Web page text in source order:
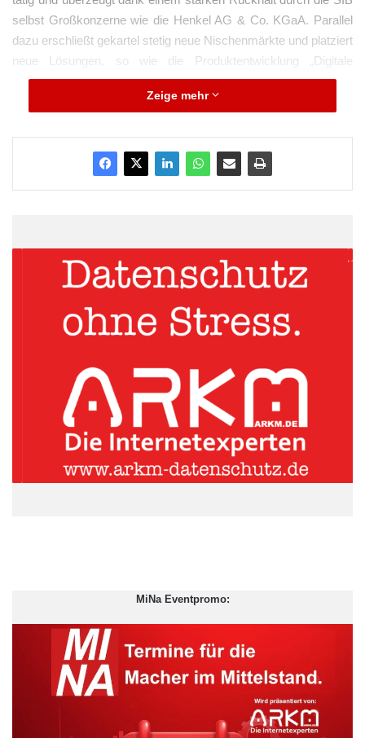
selbst Großkonzerne wie die Henkel AG & Co. KGaA. Parallel
dazu erschließt gekartel stetig neue Nischenmärkte und platziert
neue Lösungen, so wie die Produktentwicklung „Digitale
Haustafel“ für Wohnungsgenossenschaften, unter anderem
auch für die „Wohnungsgenossenschaft ‚Elbtal‘ Heidenau eG“.
Quelle: Medienkontor
Heidenauer Wohnungsgenossenschaft
SIB Projekt
Wachstum
Zeige mehr
MiNa Eventpromo: